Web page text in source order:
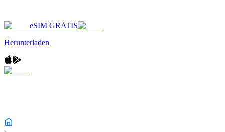
eSIM GRATIS
Herunterladen